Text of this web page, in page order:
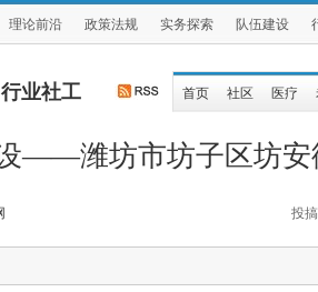
理论前沿 政策法规 实务探索 队伍建设
行业社工 首页 社区 医疗
——潍坊市坊子区坊安
投搞